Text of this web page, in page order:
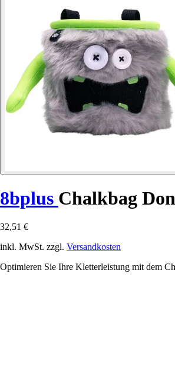
8bplus Chalkbag
32,51 €
inkl. MwSt. zzgl. Versandkosten
Optimieren Sie Ihre Kletterleistung mit dem